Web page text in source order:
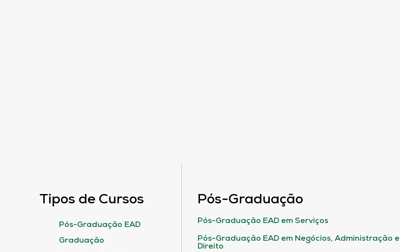
Tipos de Cursos
Pós-Graduação EAD
Graduação
Pós-Graduação
Pós-Graduação EAD em Serviços
Pós-Graduação EAD em Negócios, Administração e
Direito